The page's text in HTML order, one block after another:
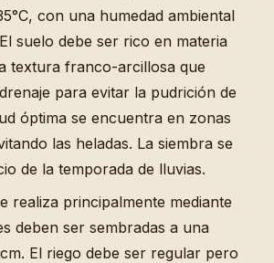
con una humedad ambiental
suelo debe ser rico en materia
textura franco-arcillosa que
para evitar la pudrición de
óptima se encuentra en zonas
las heladas. La siembra se
de la temporada de lluvias.
realiza principalmente mediante
deben ser sembradas a una
El riego debe ser regular pero